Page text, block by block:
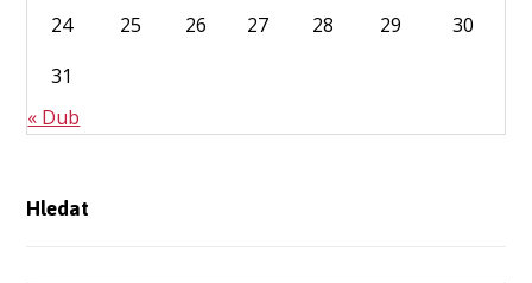
24
25 26 27 28 29
30
31
« Dub
Hledat